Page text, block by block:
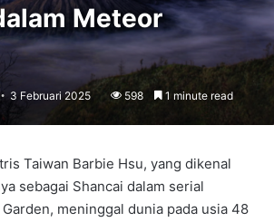
Meteor
3 Februari 2025 598 1 minute read
Taiwan Barbie Hsu, yang dikenal
sebagai Shancai dalam serial
meninggal dunia pada usia 48